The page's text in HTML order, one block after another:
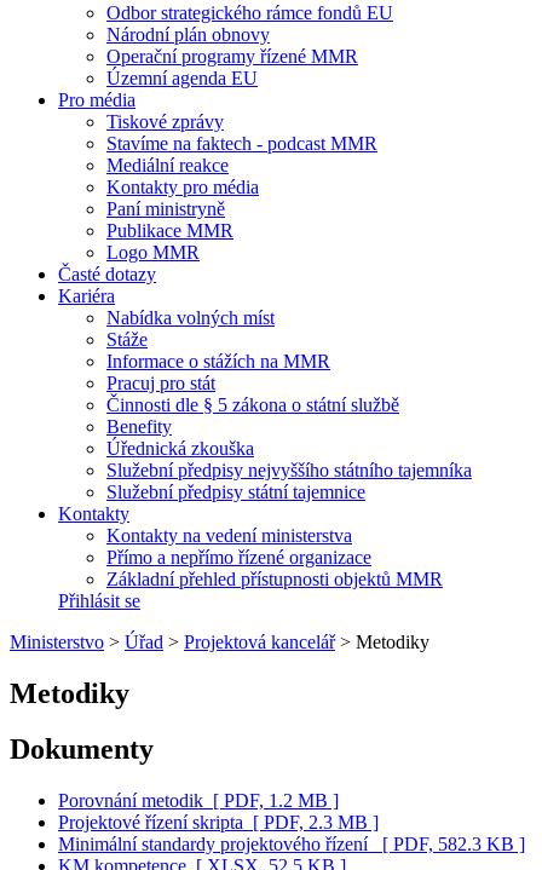
Odbor strategického rámce fondů EU
Národní plán obnovy
Operační programy řízené MMR
Územní agenda EU
Pro média
Tiskové zprávy
Stavíme na faktech - podcast MMR
Mediální reakce
Kontakty pro média
Paní ministryně
Publikace MMR
Logo MMR
Časté dotazy
Kariéra
Nabídka volných míst
Stáže
Informace o stážích na MMR
Pracuj pro stát
Činnosti dle § 5 zákona o státní službě
Benefity
Úřednická zkouška
Služební předpisy nejvyššího státního tajemníka
Služební předpisy státní tajemnice
Kontakty
Kontakty na vedení ministerstva
Přímo a nepřímo řízené organizace
Základní přehled přístupnosti objektů MMR
Přihlásit se
Ministerstvo > Úřad > Projektová kancelář> Metodiky
Metodiky
Dokumenty
Porovnání metodik [ PDF, 1.2 MB ]
Projektové řízení skripta [ PDF, 2.3 MB ]
Minimální standardy projektového řízení
[ PDF, 582.3 KB ]